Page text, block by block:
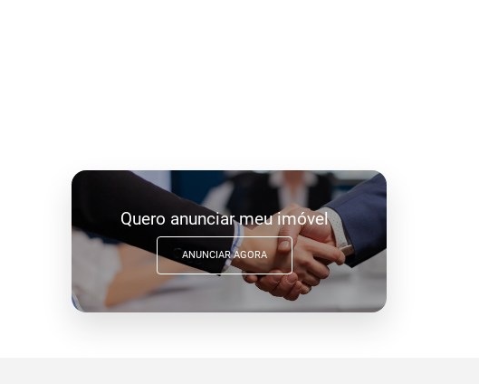
Quero anunciar meu imóvel
ANUNCIAR AGORA